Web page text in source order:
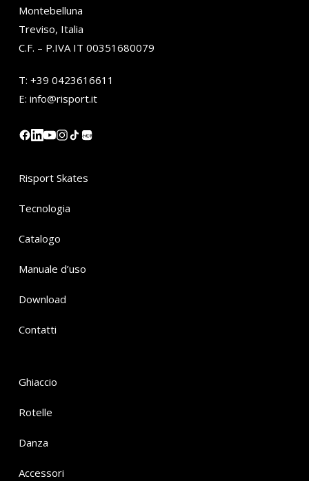
Montebelluna
Treviso, Italia
C.F. – P.IVA IT 00351680079
T: +39 0423616611
E: info@risport.it
小红书
Risport Skates
Tecnologia
Catalogo
Manuale d’uso
Download
Contatti
Ghiaccio
Rotelle
Danza
Accessori